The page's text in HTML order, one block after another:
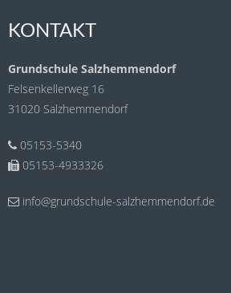
KONTAKT
Grundschule Salzhemmendorf
Felsenkellerweg 16
31020 Salzhemmendorf
05153-5340
05153-4933326
info@grundschule-salzhemmendorf.de